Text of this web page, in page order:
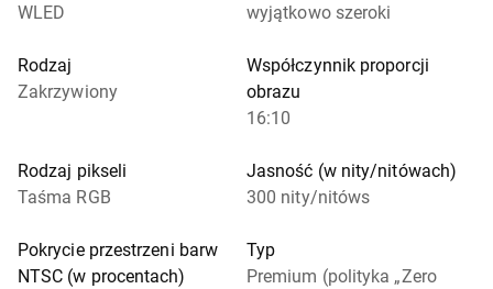
WLED
wyjątkowo szeroki
Rodzaj
Zakrzywiony
Współczynnik proporcji
obrazu
16:10
Rodzaj pikseli
Taśma RGB
Jasność (w nity/nitówach)
300 nity/nitóws
Pokrycie przestrzeni barw
NTSC (w procentach)
Typ
Premium (polityka „Zero